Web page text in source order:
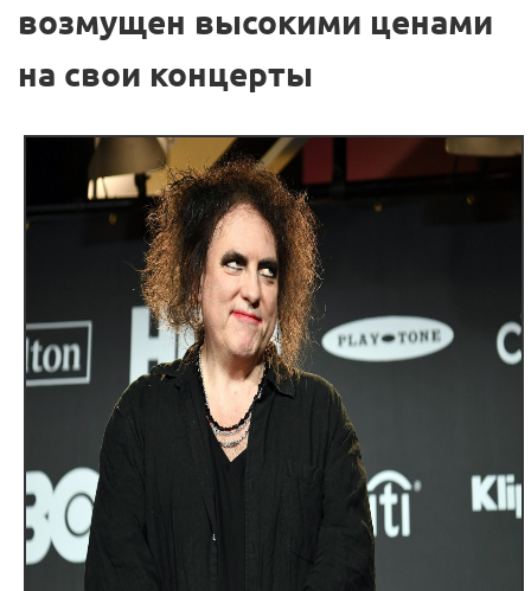
возмущен высокими ценами
на свои концерты